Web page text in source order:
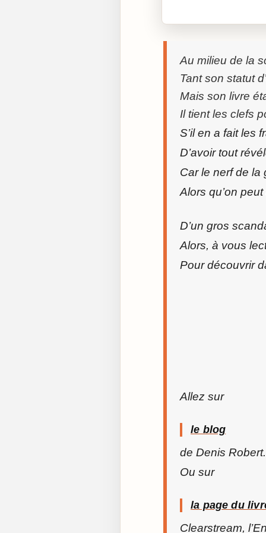
Au milieu de la
Tant son statut
Mais son livre
Il tient les clefs
S’il en a fait les
D’avoir tout
Car le nerf de la
Alors qu’on
D’un gros
Alors, à vous
Pour découvrir
Allez sur
le blog
de Denis Robert.
Ou sur
la page du
Clearstream,